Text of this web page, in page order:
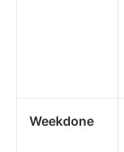
Weekdone